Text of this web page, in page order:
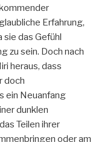
Erfahrung,
sie das Gefühl
zu sein. Doch nach
heraus, dass
doch
ein Neuanfang
dunklen
Teilen ihrer
oder am